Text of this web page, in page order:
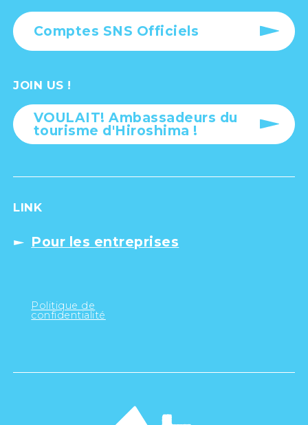
Comptes SNS Officiels
JOIN US !
VOULAIT! Ambassadeurs du
tourisme d'Hiroshima !
LINK
Pour les entreprises
Politique de
confidentialité